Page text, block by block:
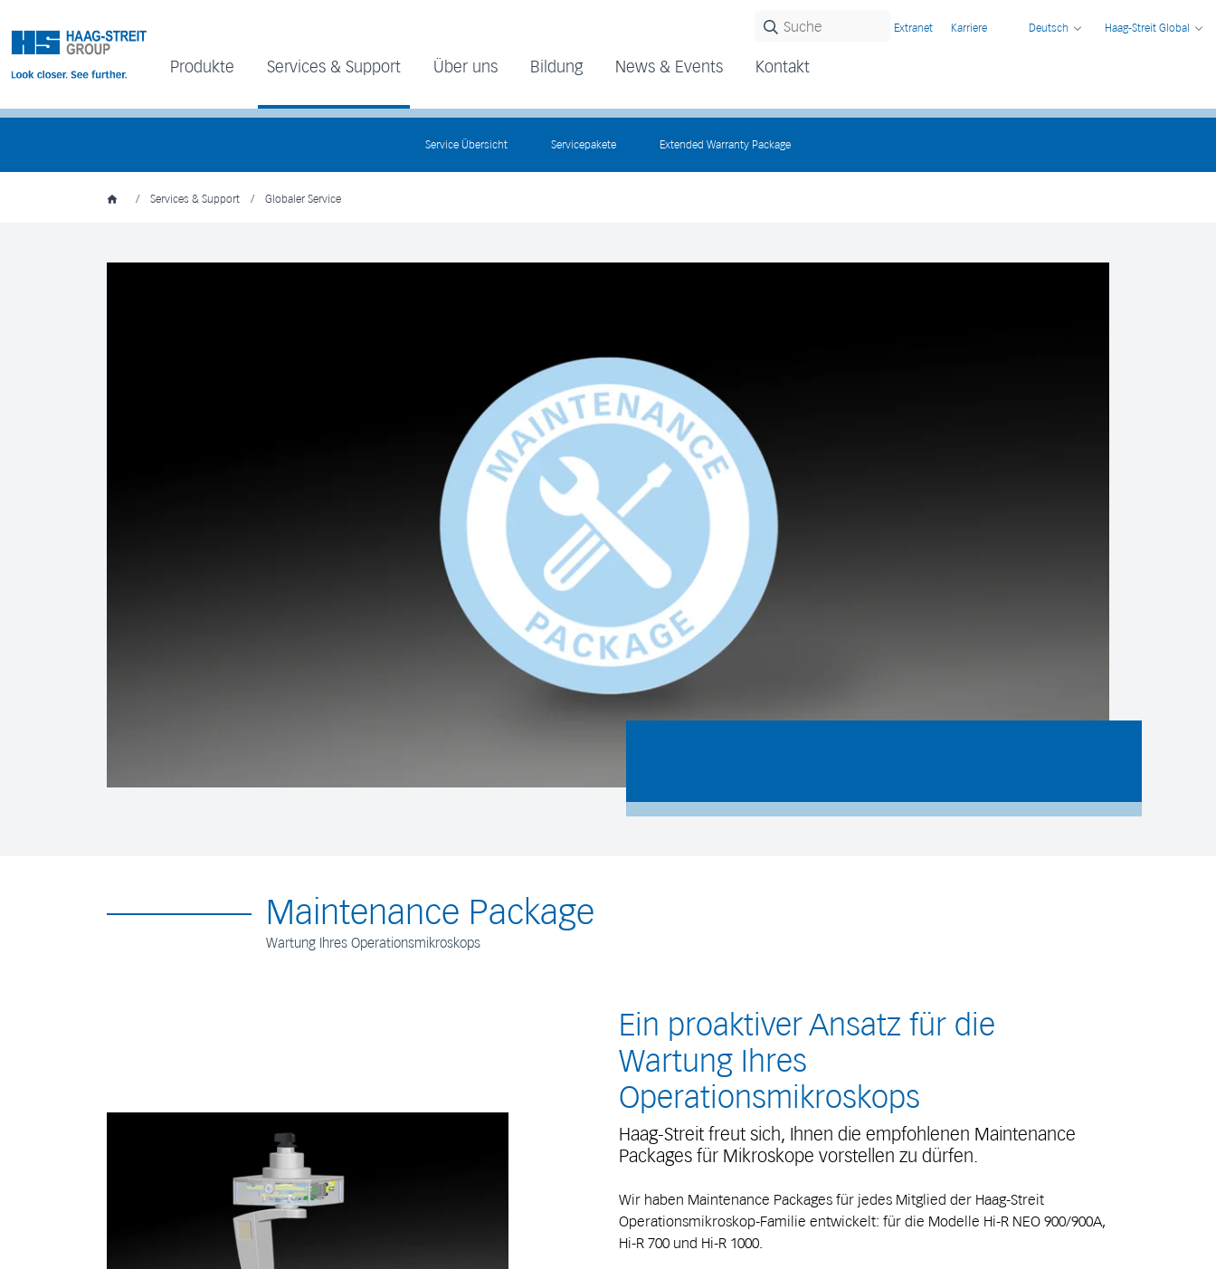
Produkte Services & Support Über uns Bildung News & Events Kontakt
Extranet Karriere Deutsch Haag-Streit Global
Service Übersicht Servicepakete Extended Warranty Package
/ Services & Support / Globaler Service
Maintenance Package
Wartung Ihres Operationsmikroskops
Ein proaktiver Ansatz für die
Wartung Ihres
Operationsmikroskops
Haag-Streit freut sich, Ihnen die empfohlenen Maintenance
Packages für Mikroskope vorstellen zu dürfen.
Wir haben Maintenance Packages für jedes Mitglied der Haag-Streit
Operationsmikroskop-Familie entwickelt: für die Modelle Hi-R NEO 900/900A,
Hi-R 700 und Hi-R 1000.